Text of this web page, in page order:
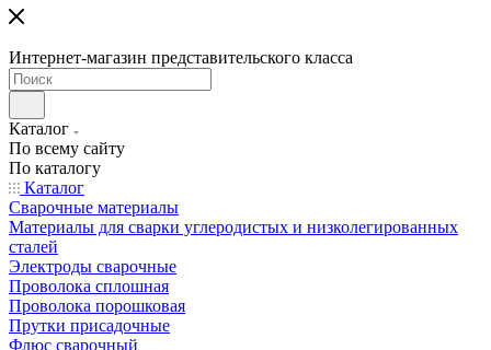
Интернет-магазин представительского класса
Каталог
По всему сайту
По каталогу
Каталог
Сварочные материалы
Материалы для сварки углеродистых и низколегированных
сталей
Электроды сварочные
Проволока сплошная
Проволока порошковая
Прутки присадочные
Флюс сварочный